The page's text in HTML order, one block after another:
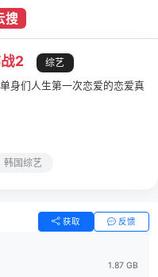
搜
2
综艺
身们人生第一次恋爱的恋爱真
韩国综艺
获取 反馈
1.87 GB